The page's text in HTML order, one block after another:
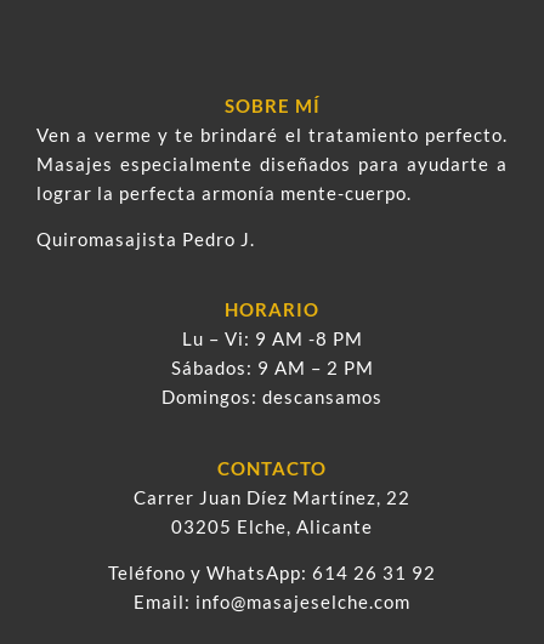
SOBRE MÍ
Ven a verme y te brindaré el tratamiento perfecto.
Masajes especialmente diseñados para ayudarte a
lograr la perfecta armonía mente-cuerpo.
Quiromasajista Pedro J.
HORARIO
Lu – Vi: 9 AM -8 PM
Sábados: 9 AM – 2 PM
Domingos: descansamos
CONTACTO
Carrer Juan Díez Martínez, 22
03205 Elche, Alicante
Teléfono y WhatsApp: 614 26 31 92
Email: info@masajeselche.com